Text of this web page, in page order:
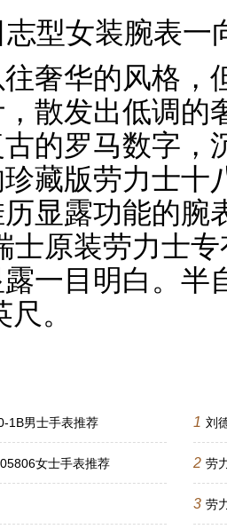
型女装腕表一
奢华的风格，
散发出低调的
的罗马数字，
藏版劳力士十
显露功能的腕
士原装劳力士
一目明白。半
。
1B男士手表推荐
女士手表推荐
1 刘
2 劳
3 劳